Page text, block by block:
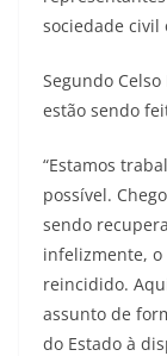
sociedade civil
Segundo
estão sendo
“Estamos
possível.
sendo
infelizmente,
reincidido.
assunto de
do Estado à